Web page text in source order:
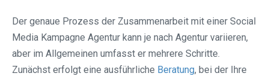
Der genaue Prozess der Zusammenarbeit mit einer Social
Media Kampagne Agentur kann je nach Agentur variieren,
aber im Allgemeinen umfasst er mehrere Schritte.
Zunächst erfolgt eine ausführliche Beratung, bei der Ihre